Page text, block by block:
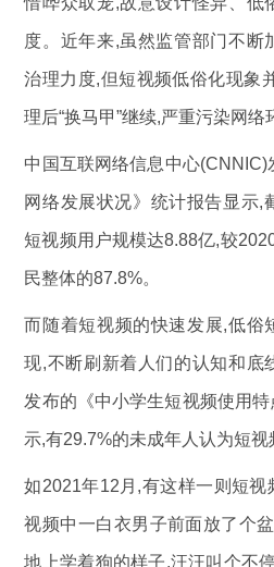
度。近年来,虽然监管部门不断
治理力度,但短视频低俗化现象
理后“换马甲”继续,严重污染网络
中国互联网络信息中心
网络发展状况》统计报告显示,
短视频用户规模达8.88亿,较
民整体的87.8%。
而随着短视频的快速发展,低俗
现,不断刷新着人们的认知和底
发布的《中小学生短视频使用
示,有29.7%的未成年人认为短视
如2021年12月,有这样一则短
视频中一白衣男子前面放了个
地上学着狗的样子,汪汪叫个不